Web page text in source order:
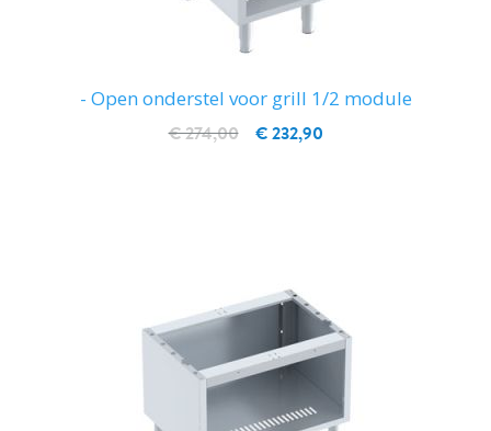
- Open onderstel voor grill 1/2 module
€ 232,90
€ 274,00